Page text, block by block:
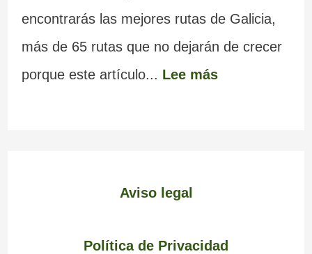
encontrarás las mejores rutas de Galicia,
más de 65 rutas que no dejarán de crecer
porque este artículo... Lee más
Aviso legal
Política de Privacidad